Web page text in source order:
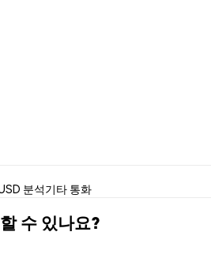
분석기타 통화
수 있나요?